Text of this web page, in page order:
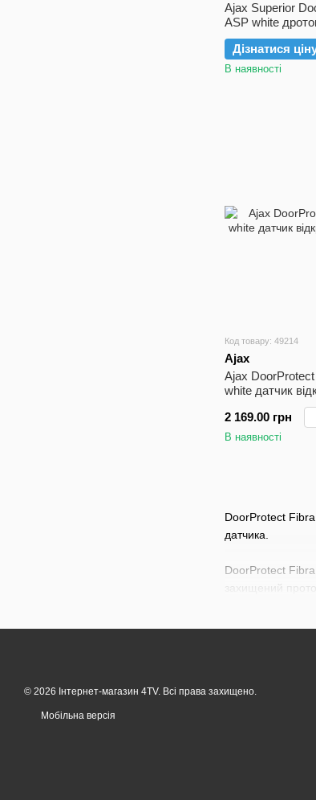
DoorProtect
датчика.
DoorProtect Fibra
захищений
Ajax Superior
ASP white
відкриття
Дізнатися
В наявності
Код товару: 49214
Ajax
Ajax
white датчик
2 169.00 грн
В наявності
© 2026 Інтернет-магазин 4TV. Всі права захищено.
Мобільна версія